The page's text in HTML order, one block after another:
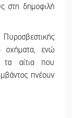
στη δημοφιλή
οχήματα, ενώ
τα αίτια που
πνέουν